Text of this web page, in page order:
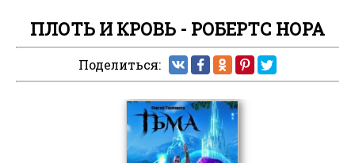
ПЛОТЬ И КРОВЬ - РОБЕРТС НОРА
Поделиться: